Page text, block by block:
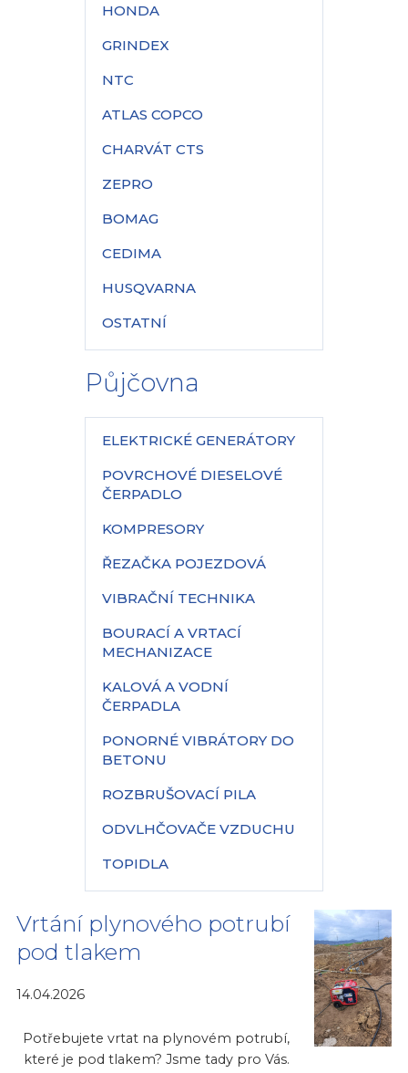
HONDA
GRINDEX
NTC
ATLAS COPCO
CHARVÁT CTS
ZEPRO
BOMAG
CEDIMA
HUSQVARNA
OSTATNÍ
Půjčovna
ELEKTRICKÉ GENERÁTORY
POVRCHOVÉ DIESELOVÉ
ČERPADLO
KOMPRESORY
ŘEZAČKA POJEZDOVÁ
VIBRAČNÍ TECHNIKA
BOURACÍ A VRTACÍ
MECHANIZACE
KALOVÁ A VODNÍ
ČERPADLA
PONORNÉ VIBRÁTORY DO
BETONU
ROZBRUŠOVACÍ PILA
ODVLHČOVAČE VZDUCHU
TOPIDLA
Vrtání plynového potrubí
pod tlakem
14.04.2026
Potřebujete vrtat na plynovém potrubí,
které je pod tlakem? Jsme tady pro Vás.